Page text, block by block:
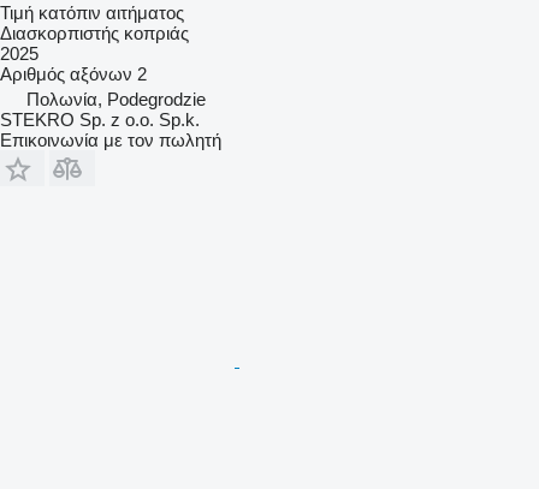
Τιμή κατόπιν αιτήματος
Διασκορπιστής κοπριάς
2025
Αριθμός αξόνων 2
Πολωνία, Podegrodzie
STEKRO Sp. z o.o. Sp.k.
Επικοινωνία με τον πωλητή